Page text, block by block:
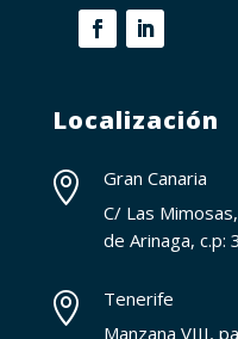
Localización

Gran Canaria
C/ Las
de Arinaga, c.p:

Tenerife
Manzana VIII,